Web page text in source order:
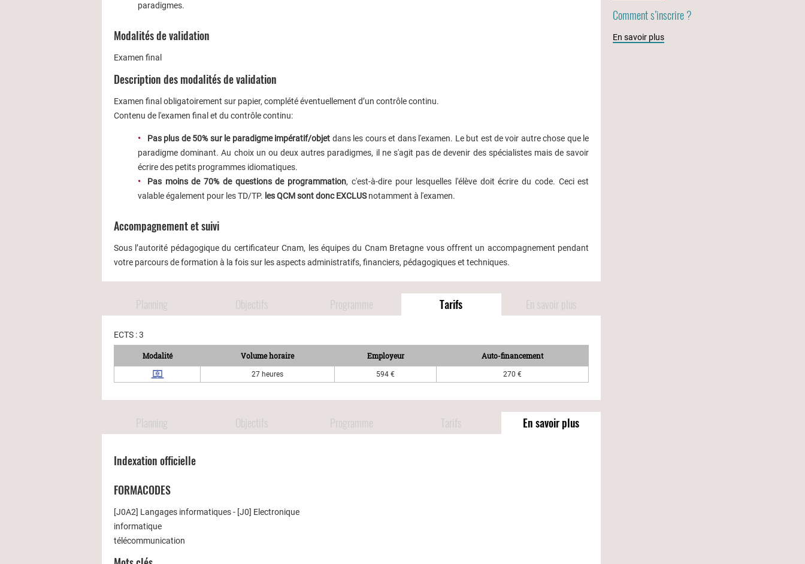
paradigmes.
Modalités de validation
Examen final
Description des modalités de validation
Examen final obligatoirement sur papier, complété éventuellement d’un contrôle continu.
Contenu de l'examen final et du contrôle continu:
Pas plus de 50% sur le paradigme impératif/objet dans les cours et dans l'examen. Le but est de voir autre chose que le
paradigme dominant. Au choix un ou deux autres paradigmes, il ne s'agit pas de devenir des spécialistes mais de savoir
écrire des petits programmes idiomatiques.
Pas moins de 70% de questions de programmation, c'est-à-dire pour lesquelles l'élève doit écrire du code. Ceci est
valable également pour les TD/TP. les QCM sont donc EXCLUSnotamment à l'examen.
Accompagnement et suivi
Sous l’autorité pédagogique du certificateur Cnam, les équipes du Cnam Bretagne vous offrent un accompagnement pendant
votre parcours de formation à la fois sur les aspects administratifs, financiers, pédagogiques et techniques.
Planning Objectifs Programme Tarifs En savoir plus
ECTS : 3
Modalité Volume horaire Employeur Auto-financement
27 heures 594 € 270 €
Planning Objectifs Programme Tarifs En savoir plus
Indexation officielle
FORMACODES
[J0A2] Langages informatiques - [J0] Electronique
informatique
télécommunication
Comment s’inscrire ?
En savoir plus